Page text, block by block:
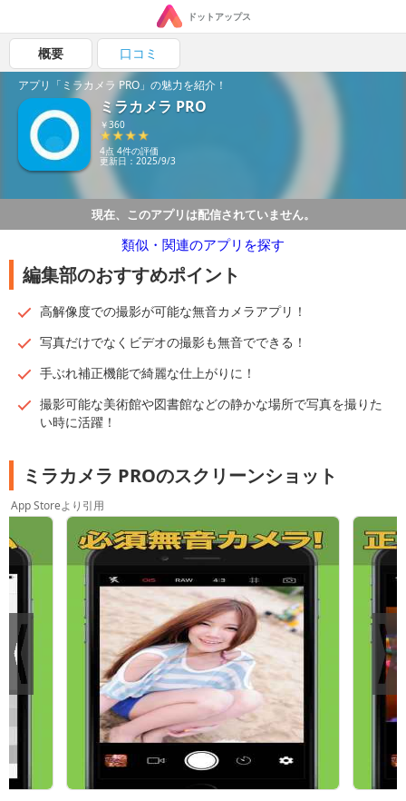
ドットアップス
概要 口コミ
アプリ「ミラカメラ PRO」の魅力を紹介！
ミラカメラ PRO
￥360
4点 4件の評価
更新日：2025/9/3
現在、このアプリは配信されていません。
類似・関連のアプリを探す
編集部のおすすめポイント
高解像度での撮影が可能な無音カメラアプリ！
写真だけでなくビデオの撮影も無音でできる！
手ぶれ補正機能で綺麗な仕上がりに！
撮影可能な美術館や図書館などの静かな場所で写真を撮りた
い時に活躍！
ミラカメラ PROのスクリーンショット
App Storeより引用